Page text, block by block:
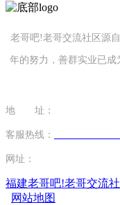
老哥吧!老哥交流社区源
年的努力，善群实业已
地 址：
客服热线：
网址：
福建老哥吧!老哥交流
网站地图